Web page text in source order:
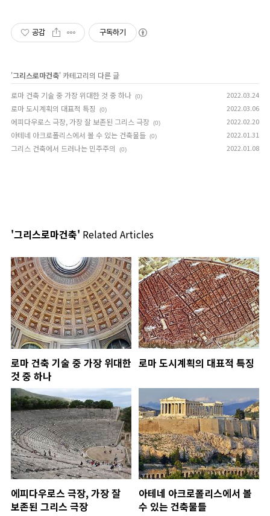
공감 구독하기
'그리스로마건축' 카테고리의 다른 글
로마 건축 기술 중 가장 위대한 것 중 하나 (0) 2022.03.24
로마 도시계획의 대표적 특징 (0) 2022.03.06
에피다우로스 극장, 가장 잘 보존된 그리스 극장 (0) 2022.02.20
아테네 아크로폴리스에서 볼 수 있는 건축물들 (0) 2022.01.31
그리스 건축에서 드러나는 민주주의 (0) 2022.01.08
'그리스로마건축' Related Articles
로마 건축 기술 중 가장 위대한
것 중 하나
로마 도시계획의 대표적 특징
에피다우로스 극장, 가장 잘
보존된 그리스 극장
아테네 아크로폴리스에서 볼
수 있는 건축물들